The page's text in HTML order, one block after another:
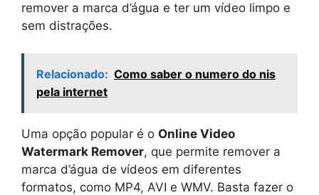
remover a marca d’água e ter um vídeo limpo e
sem distrações.
Relacionado: Como saber o numero do nis
pela internet
Uma opção popular é o Online Video
Watermark Remover, que permite remover a
marca d’água de vídeos em diferentes
formatos, como MP4, AVI e WMV. Basta fazer o